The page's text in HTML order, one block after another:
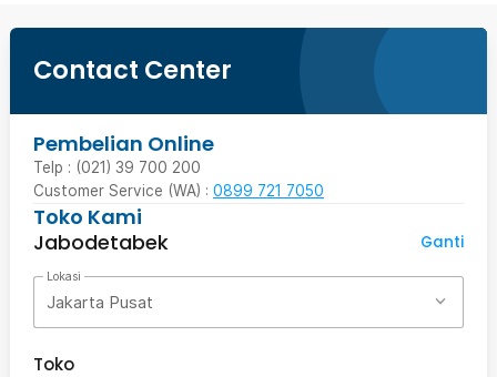
Contact Center
Pembelian Online
Telp : (021) 39 700 200
Customer Service (WA) : 0899 721 7050
Toko Kami
Jabodetabek
Ganti
Lokasi
Jakarta Pusat
Toko